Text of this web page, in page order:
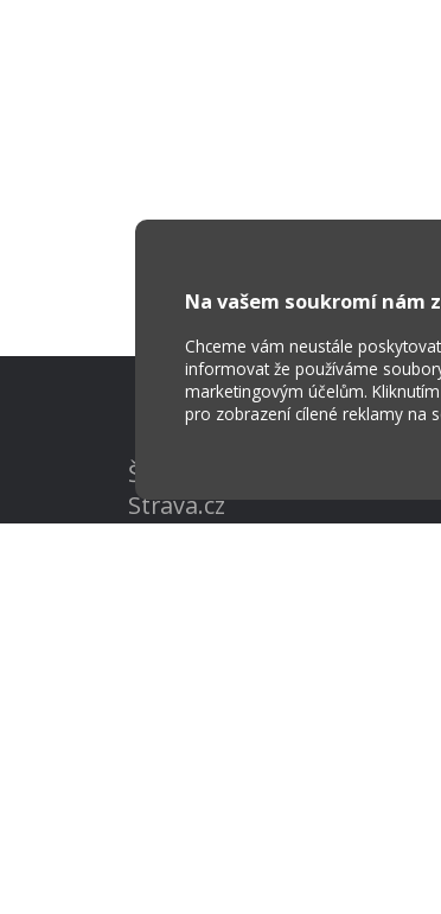
Na vašem soukromí nám
Chceme vám neustále
informovat že používáme
marketingovým účelům.
pro zobrazení cílené reklamy na
Škola Online
Strava.cz